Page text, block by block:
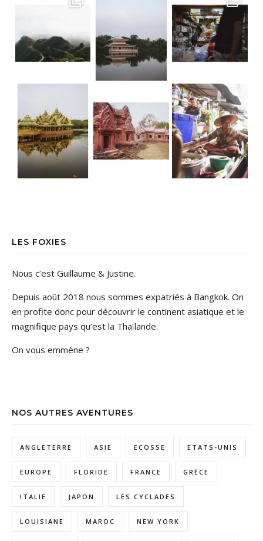
LES FOXIES
Nous c’est Guillaume & Justine.
Depuis août 2018 nous sommes expatriés à Bangkok. On
en profite donc pour découvrir le continent asiatique et le
magnifique pays qu’est la Thaïlande.
On vous emmène ?
NOS AUTRES AVENTURES
ANGLETERRE ASIE ECOSSE ETATS-UNIS
EUROPE FLORIDE FRANCE GRÈCE
ITALIE JAPON LES CYCLADES
LOUISIANE MAROC NEW YORK